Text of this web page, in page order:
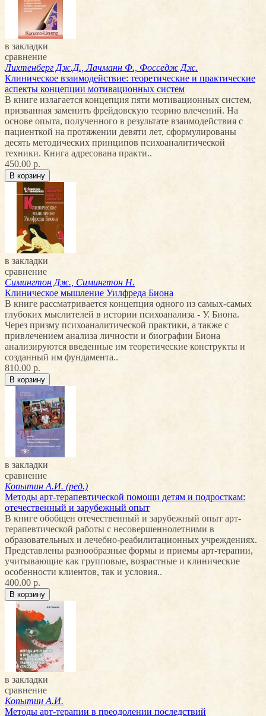
в закладки
сравнение
Лихтенберг Дж.Д., Лачманн Ф., Фосседж Дж.
Клиническое взаимодействие: теоретические и практические
аспекты концепции мотивационных систем
В книге излагается концепция пяти мотивационных систем,
призванная заменить фрейдовскую теорию влечений. На
основе опыта, полученного в результате взаимодействия с
пациенткой на протяжении девяти лет, сформулированы
десять методических принципов психоаналитической
техники. Книга адресована практи..
450.00 р.
в закладки
сравнение
Симингтон Дж., Симингтон Н.
Клиническое мышление Уилфреда Биона
В книге рассматривается концепция одного из самых-самых
глубоких мыслителей в истории психоанализа - У. Биона.
Через призму психоаналитической практики, а также с
привлечением анализа личности и биографии Биона
анализируются введенные им теоретические конструкты и
созданный им фундамента..
810.00 р.
в закладки
сравнение
Копытин А.И. (ред.)
Методы арт-терапевтической помощи детям и подросткам:
отечественный и зарубежный опыт
В книге обобщен отечественный и зарубежный опыт арт-
терапевтической работы с несовершеннолетними в
образовательных и лечебно-реабилитационных учреждениях.
Представлены разнообразные формы и приемы арт-терапии,
учитывающие как групповые, возрастные и клинические
особенности клиентов, так и условия..
400.00 р.
в закладки
сравнение
Копытин А.И.
Методы арт-терапии в преодолении последствий